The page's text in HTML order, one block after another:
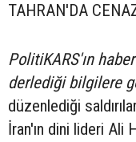
TAHRAN'DA
PolitiKARS'ın
derlediği bilgilere
düzenlediği
İran'ın dini lideri Ali